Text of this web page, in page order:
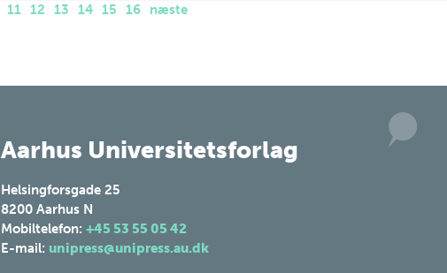
11 12 13 14 15 16 næste
Aarhus Universitetsforlag
Helsingforsgade 25
8200 Aarhus N
Mobiltelefon: +45 53 55 05 42
E-mail: unipress@unipress.au.dk